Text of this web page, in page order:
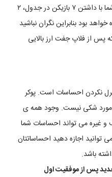
ممکن است آن را بازی کنم”. دست شما با داشتن ۷ بازیکن در جدول، ۲
بود بنابراین نگران نباشید
پس از فلاپ جفت ارز بالایی
نکردن احساسات است. پوکر
مورد شکی نیست. وجود همه ی
و غیره می تواند احساسات شما
توانید اجازه دهید احساساتتان
باشد.